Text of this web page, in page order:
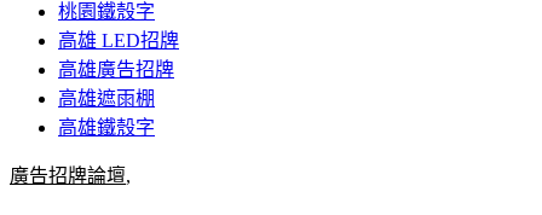
桃園鐵殼字
高雄 LED招牌
高雄廣告招牌
高雄遮雨棚
高雄鐵殼字
廣告招牌論壇,